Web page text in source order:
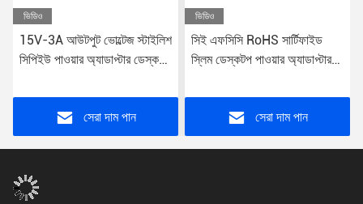
ভিডিও
15V-3A আউটপুট ভোল্টেজ স্টাইলিশ
সিপিইউ পাওয়ার অ্যাডাপ্টার ডেস্কটপ
টাওয়ার পাওয়ার প্লাগ
সেরা দাম পান
ভিডিও
সিই এফসিসি RoHS সার্টিফাইড
স্লিম ডেস্কটপ পাওয়ার অ্যাডাপ্টার
আউটপুট
সেরা দাম পান